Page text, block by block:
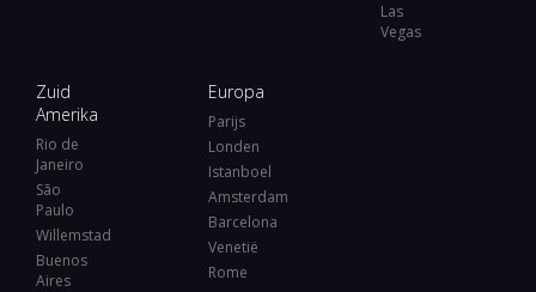
Las
Vegas
Zuid
Amerika
Rio de
Janeiro
São
Paulo
Willemstad
Buenos
Aires
Europa
Parijs
Londen
Istanboel
Amsterdam
Barcelona
Venetië
Rome